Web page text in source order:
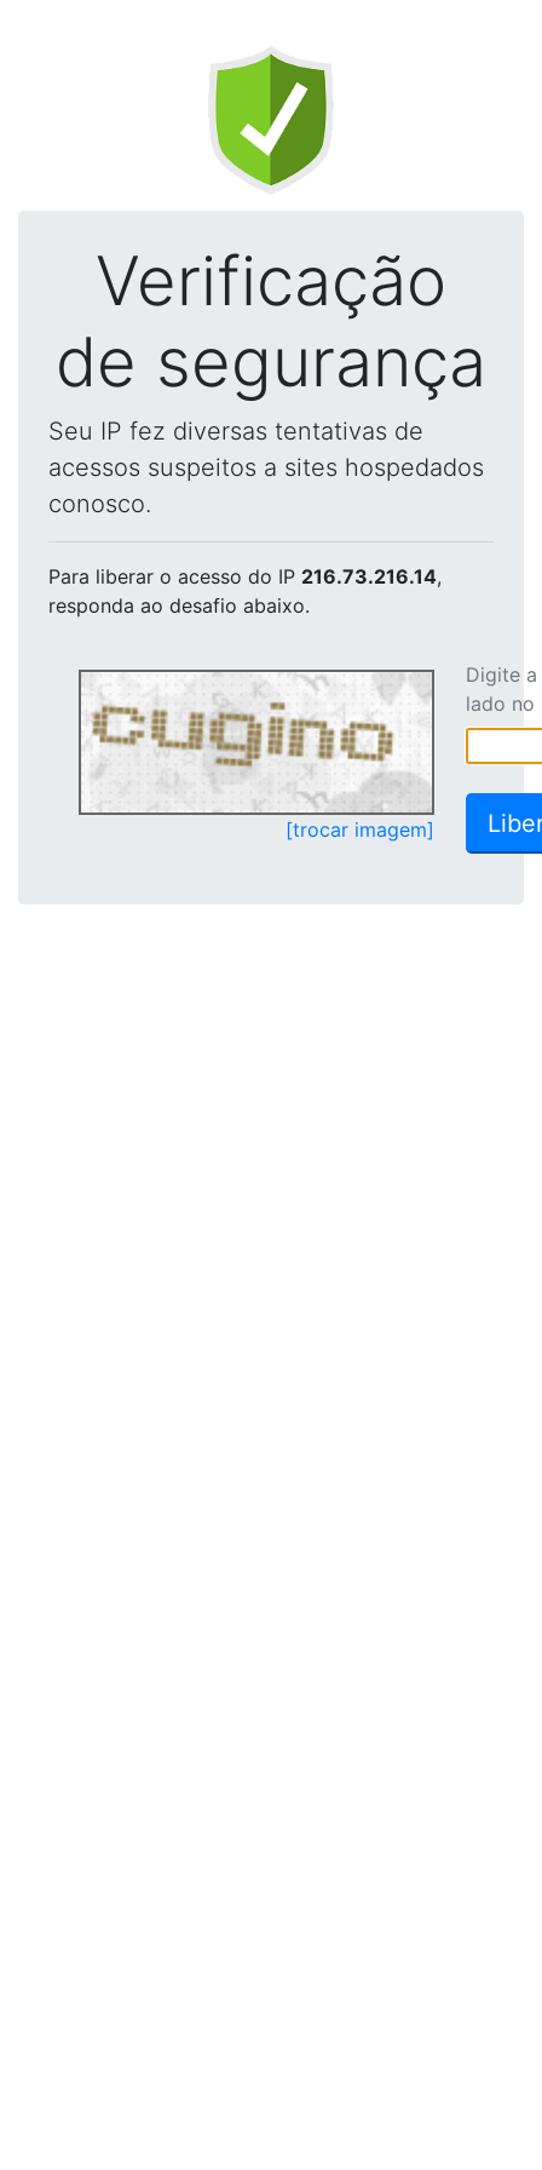
Verificação
de segurança
Seu IP fez diversas tentativas de
acessos suspeitos a sites hospedados
conosco.
Para liberar o acesso do IP 216.73.216.14,
responda ao desafio abaixo.
[trocar imagem]
Digite
lado no